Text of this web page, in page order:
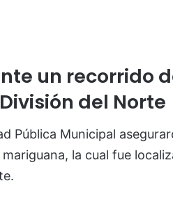
un recorrido
del Norte
Pública Municipal
la cual fue